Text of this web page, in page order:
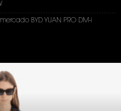
BYD YUAN PRO DM-i